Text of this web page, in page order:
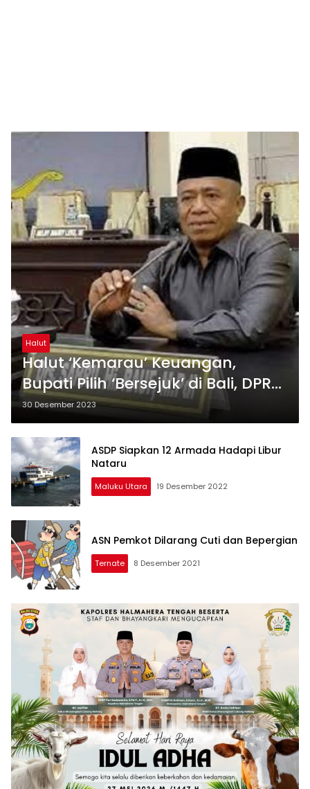
Halut
Halut ‘Kemarau’ Keuangan,
Bupati Pilih ‘Bersejuk’ di Bali, DPRD:
Pemda Jangan Tinggalkan Piring
Kotor
30 Desember 2023
ASDP Siapkan 12 Armada Hadapi Libur
Nataru
Maluku Utara 19 Desember 2022
ASN Pemkot Dilarang Cuti dan Bepergian
Ternate 8 Desember 2021